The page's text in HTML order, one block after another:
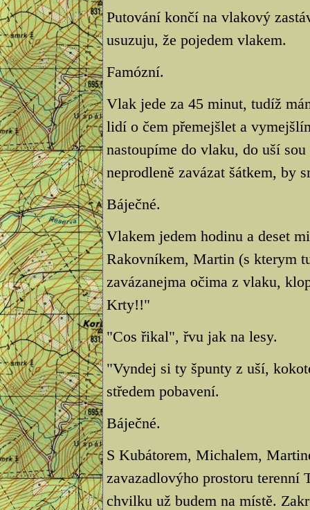
Putování končí na vlakový
usuzuju, že pojedem vlakem.
Famózní.
Vlak jede za 45 minut, tudíž
lidí o čem přemejšlet a
nastoupíme do vlaku, do uší
neprodleně zavázat šátkem, by
Báječné.
Vlakem jedem hodinu a deset
Rakovníkem, Martin (s kterym
zavázanejma očima z vlaku,
Krty!!"
"Cos řikal", řvu jak na lesy.
"Vyndej si ty špunty z uší,
středem pobavení.
Báječné.
S Kubátorem, Michalem,
zavazadlovýho prostoru terenní
chvilku už budem na místě.